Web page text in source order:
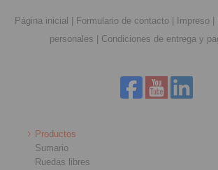
Página inicial Formulario de contacto Impreso
personales
Condiciones de entrega y
Productos
Sumario
Ruedas libres